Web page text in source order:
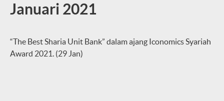
Januari 2021
“The Best Sharia Unit Bank” dalam ajang Iconomics Syariah
Award 2021. (29 Jan)